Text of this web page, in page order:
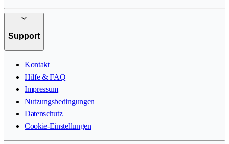
Support
Kontakt
Hilfe & FAQ
Impressum
Nutzungsbedingungen
Datenschutz
Cookie-Einstellungen